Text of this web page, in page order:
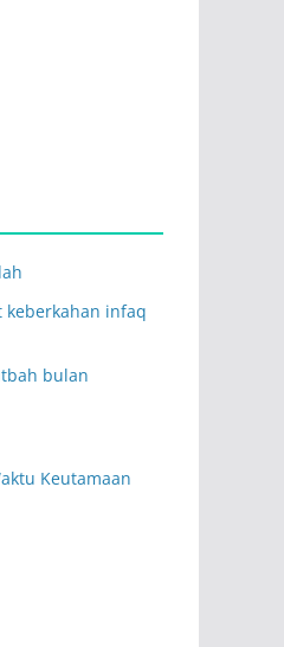
keberkahan infaq
bulan
Keutamaan